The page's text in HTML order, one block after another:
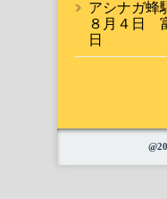
アシナガ
８月４日
日